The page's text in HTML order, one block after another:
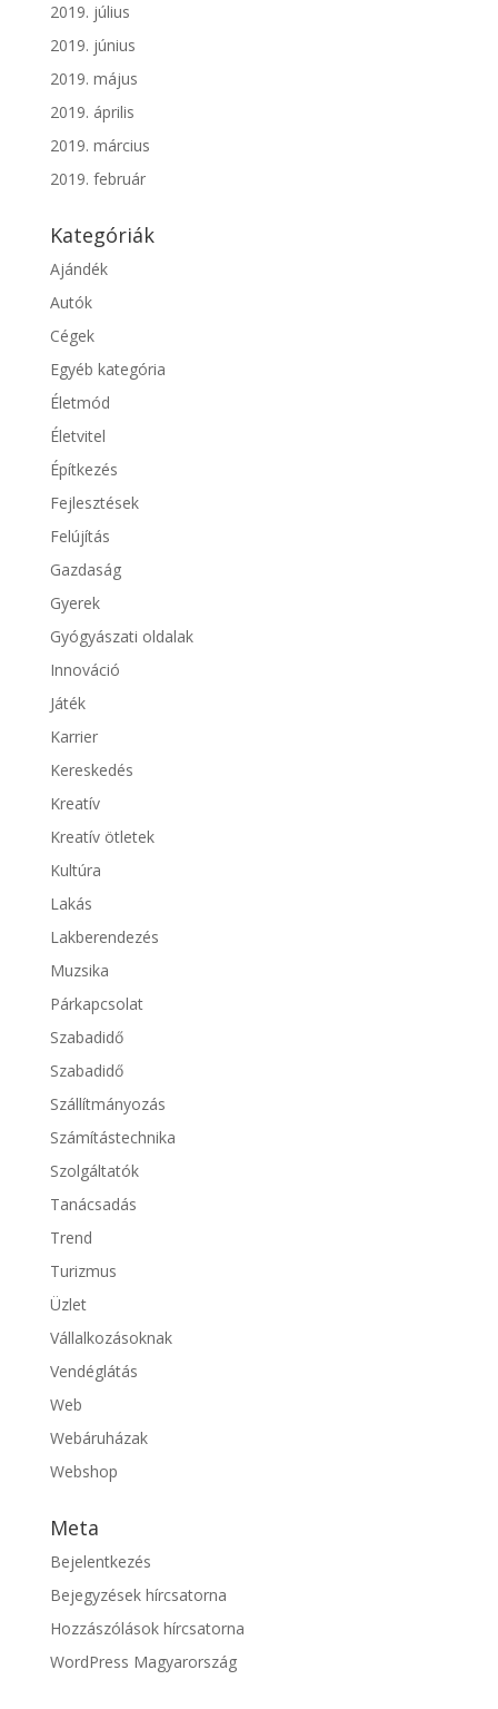
2019. július
2019. június
2019. május
2019. április
2019. március
2019. február
Kategóriák
Ajándék
Autók
Cégek
Egyéb kategória
Életmód
Életvitel
Építkezés
Fejlesztések
Felújítás
Gazdaság
Gyerek
Gyógyászati oldalak
Innováció
Játék
Karrier
Kereskedés
Kreatív
Kreatív ötletek
Kultúra
Lakás
Lakberendezés
Muzsika
Párkapcsolat
Szabadidő
Szabadidő
Szállítmányozás
Számítástechnika
Szolgáltatók
Tanácsadás
Trend
Turizmus
Üzlet
Vállalkozásoknak
Vendéglátás
Web
Webáruházak
Webshop
Meta
Bejelentkezés
Bejegyzések hírcsatorna
Hozzászólások hírcsatorna
WordPress Magyarország